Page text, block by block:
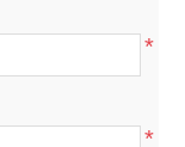
*
*